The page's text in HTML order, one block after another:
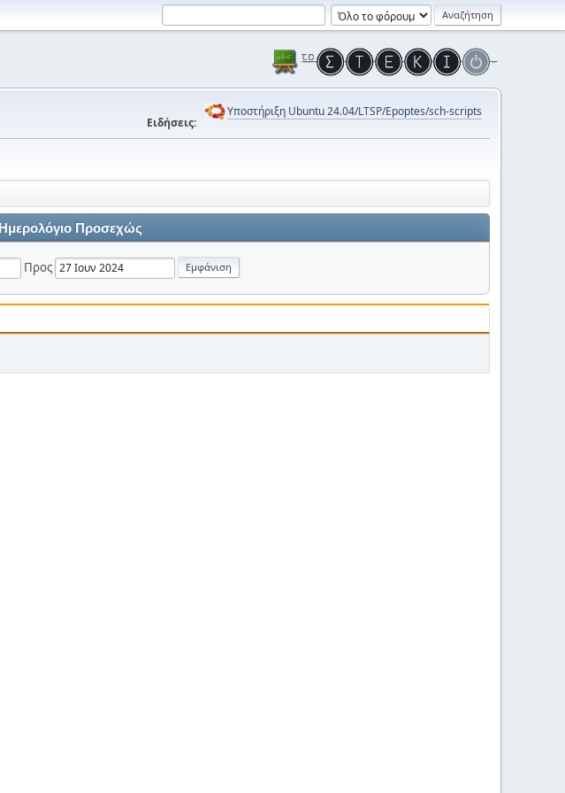
Ειδήσεις:
Υποστήριξη Ubuntu 24.04/LTSP/Epoptes/sch-scripts
Ημερολόγιο Προσεχώς
Προς